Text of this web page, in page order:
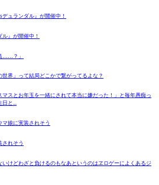
デュランダル』が開催中！
』が開催中！
……？」
世界」って結局どこかで繋がってるよな？
スとお年玉を一緒にされて本当に嫌だった！」と毎年愚痴っ
と...
マ娘に実装されそう
されそう
いけどわざと負けるのもなあというのはヱロゲーによくあるジ